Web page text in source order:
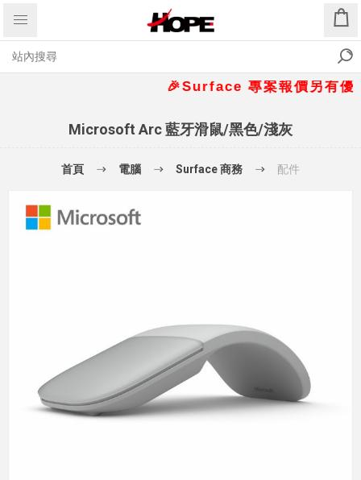
🎉Surface 專案報價另有優
Microsoft Arc 藍牙滑鼠/黑色/淺灰
首頁 電腦 Surface 商務 配件